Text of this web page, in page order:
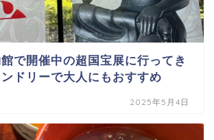
で開催中の超国宝展に行ってき
ドリーで大人にもおすすめ
2025年5月4日